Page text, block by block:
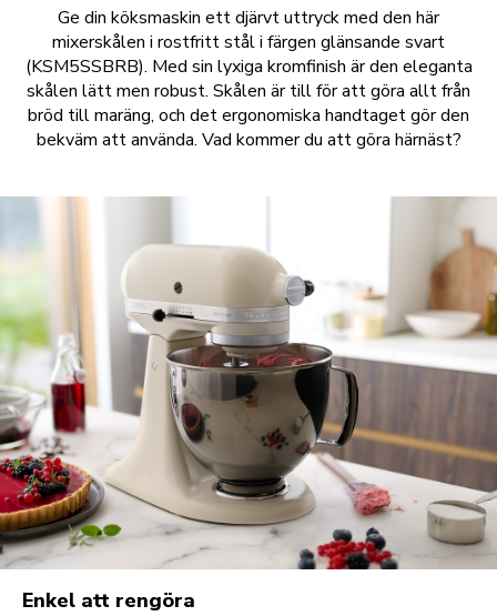
Ge din köksmaskin ett djärvt uttryck med den här
mixerskålen i rostfritt stål i färgen glänsande svart
(KSM5SSBRB). Med sin lyxiga kromfinish är den eleganta
skålen lätt men robust. Skålen är till för att göra allt från
bröd till maräng, och det ergonomiska handtaget gör den
bekväm att använda. Vad kommer du att göra härnäst?
Enkel att rengöra